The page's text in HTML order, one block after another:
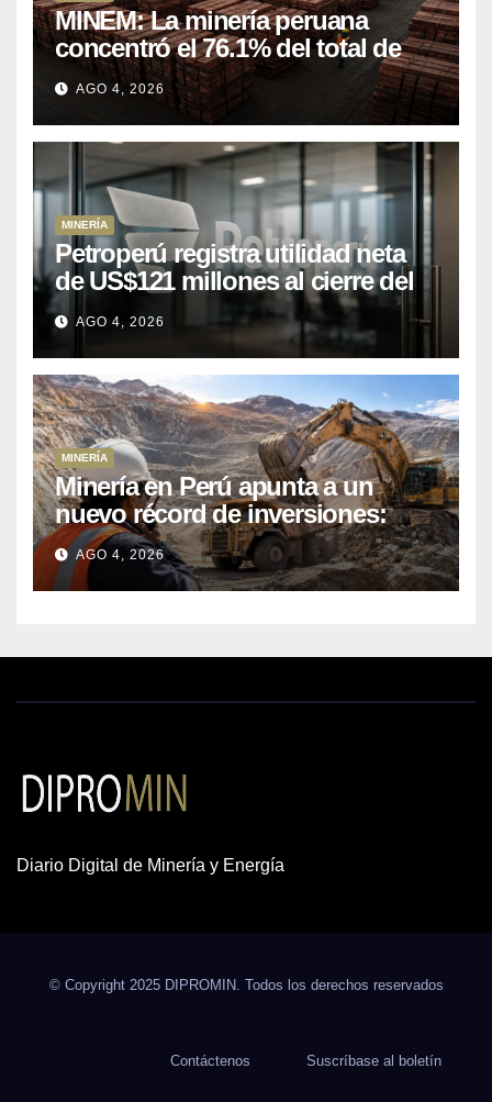
MINEM: La minería peruana
concentró el 76.1% del total de
las exportaciones nacionales
entre enero y abril de 2026
AGO 4, 2026
MINERÍA
Petroperú registra utilidad neta
de US$121 millones al cierre del
primer semestre 2026
AGO 4, 2026
MINERÍA
Minería en Perú apunta a un
nuevo récord de inversiones:
crecen los petitorios y el FMI
insta a destrabar proyectos
AGO 4, 2026
Diario Digital de Minería y Energía
© Copyright 2025 DIPROMIN. Todos los derechos reservados
Contáctenos Suscríbase al boletín